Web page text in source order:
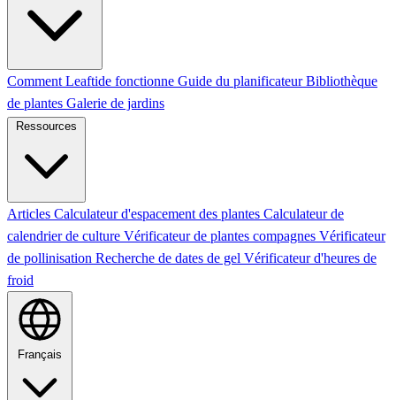
Comment Leaftide fonctionne Guide du planificateurBibliothèque
de plantes Galerie de jardins
Ressources
Articles Calculateur d'espacement des plantes Calculateur de
calendrier de culture Vérificateur de plantes compagnes Vérificateur
de pollinisation Recherche de dates de gel Vérificateur d'heures de
froid
Français